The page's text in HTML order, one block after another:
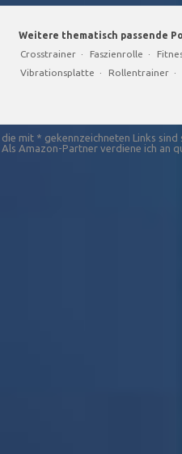
Weitere thematisch passende
Crosstrainer · Faszienrolle ·
Vibrationsplatte · Rollentrainer ·
die mit * gekennzeichneten Links
Als Amazon-Partner verdiene ich an